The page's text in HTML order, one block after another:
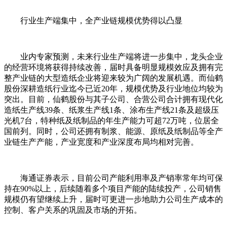
行业生产端集中，全产业链规模优势得以凸显
业内专家预测，未来行业生产端将进一步集中，龙头企业
的经营环境将获得持续改善，届时具备明显规模效应及拥有完
整产业链的大型造纸企业将迎来较为广阔的发展机遇。而仙鹤
股份深耕造纸行业迄今已近20年，规模优势及行业地位均较为
突出。目前，仙鹤股份与其子公司、合营公司合计拥有现代化
造纸生产线39条、纸浆生产线1条、涂布生产线21条及超级压
光机7台，特种纸及纸制品的年生产能力可超72万吨，位居全
国前列。同时，公司还拥有制浆、能源、原纸及纸制品等全产
业链生产产能，产业宽度和产业深度布局均相对完善。
海通证券表示，目前公司产能利用率及产销率常年均可保
持在90%以上，后续随着多个项目产能的陆续投产，公司销售
规模仍有望继续上升，届时可更进一步地助力公司生产成本的
控制、客户关系的巩固及市场的开拓。